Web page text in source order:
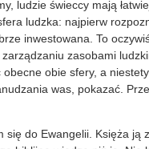
ludzie świeccy mają
ludzka: najpierw
inwestowana. To
zasobami
obecne obie sfery, a
was, pokazać.
się do Ewangelii. Księża ją